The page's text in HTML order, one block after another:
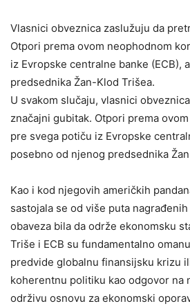
Vlasnici obveznica zaslužuju da
Otpori prema ovom neophodnom
iz Evropske centralne banke (ECB),
predsednika Žan-Klod Trišea.
U svakom slučaju, vlasnici
značajni gubitak. Otpori prema
pre svega potiču iz Evropske
posebno od njenog predsednika
Kao i kod njegovih američkih
sastojala se od više puta
obaveza bila da održe ekonomsku
Triše i ECB su fundamentalno
predvide globalnu finansijsku krizu
koherentnu politiku kao odgovor na
održivu osnovu za ekonomski